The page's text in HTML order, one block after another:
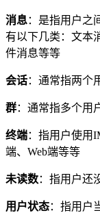
消息：是指用户之
有以下几类：文本
件消息等等
会话：通常指两个
群：通常指多个用
终端：指用户使用
端、Web端等等
未读数：指用户还
用户状态：指用户